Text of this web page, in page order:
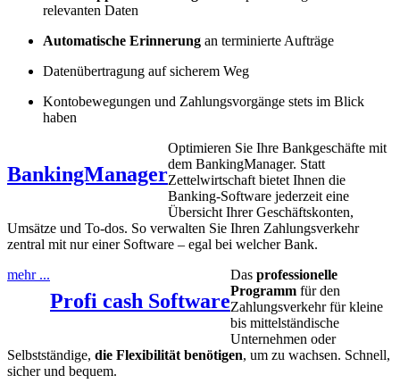
relevanten Daten
Automatische Erinnerung an terminierte Aufträge
Datenübertragung auf sicherem Weg
Kontobewegungen und Zahlungsvorgänge stets im Blick
haben
BankingManager
Optimieren Sie Ihre Bankgeschäfte mit
dem BankingManager. Statt
Zettelwirtschaft bietet Ihnen die
Banking-Software jederzeit eine
Übersicht Ihrer Geschäftskonten,
Umsätze und To-dos. So verwalten Sie Ihren Zahlungsverkehr
zentral mit nur einer Software – egal bei welcher Bank.
mehr ...
Profi cash Software
Das professionelle
Programm für den
Zahlungsverkehr für kleine
bis mittelständische
Unternehmen oder
Selbstständige, die Flexibilität benötigen, um zu wachsen. Schnell,
sicher und bequem.